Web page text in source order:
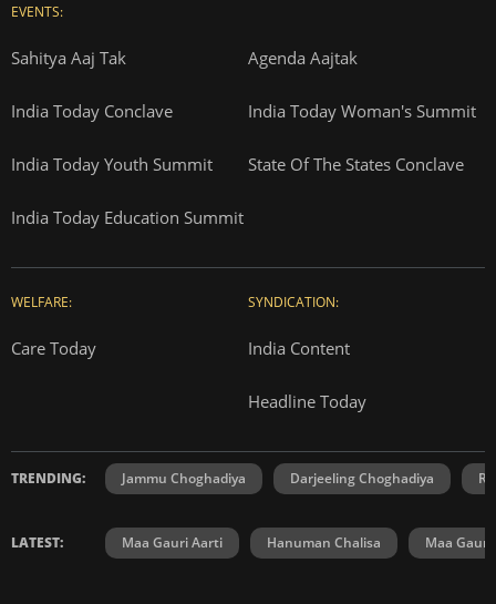
EVENTS:
Sahitya Aaj Tak Agenda Aajtak
India Today Conclave India Today Woman's Summit
India Today Youth Summit State Of The States Conclave
India Today Education Summit
WELFARE:
Care Today
SYNDICATION:
India Content
Headline Today
TRENDING: Jammu Choghadiya Darjeeling Choghadiya
LATEST: Maa Gauri Aarti Hanuman Chalisa Maa Gauri